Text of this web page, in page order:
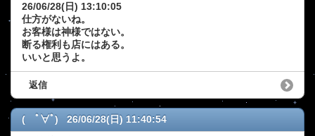
26/06/28(日) 13:10:05
仕方がないね。
お客様は神様ではない。
断る権利も店にはある。
いいと思うよ。
返信
( ﾟ∀ﾟ) 26/06/28(日) 11:40:54